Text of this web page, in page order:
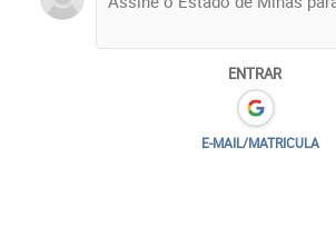
ENTRAR
E-MAIL/MATRICULA